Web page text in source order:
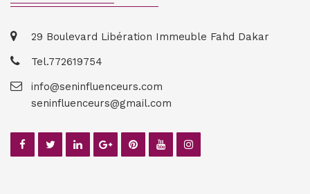
29 Boulevard Libération Immeuble Fahd Dakar
Tel.772619754
info@seninfluenceurs.com
seninfluenceurs@gmail.com